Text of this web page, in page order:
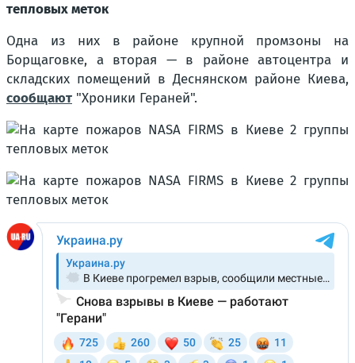
тепловых меток
Одна из них в районе крупной промзоны на
Борщаговке, а вторая — в районе автоцентра и
складских помещений в Деснянском районе Киева,
сообщают "Хроники Гераней".